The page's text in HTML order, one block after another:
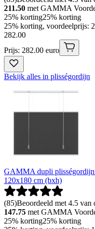
211.50 met GAMMA
25% korting25% korting
25% korting, voordeelprijs:
282.00
Prijs: 282.00 euro
Bekijk alles in plisségordijn
GAMMA dupli plisségordijn
120x180 cm (bxh)
(85)Beoordeeld met 4.5 van
147.75 met GAMMA
25% korting25% korting